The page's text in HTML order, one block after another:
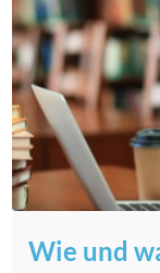
Wie und